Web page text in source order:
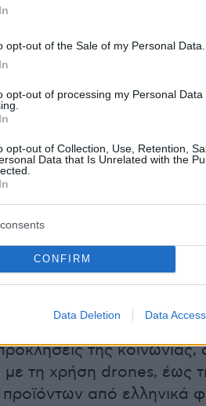
opt-out of the Sale of my Personal Data.
opt-out of processing my Personal Data
opt-out of Collection, Use, Retention,
Data that Is Unrelated with the
CONFIRM
Data Deletion Data Access
με τις ιδέες και τις
και αισιόδοξο
του διαγωνισμού
αιτήσεις συμμετοχής από
φιναλίστ ομάδες
εκπαιδευτικά
έως ΕΠΑΛ, πρότυπα,
πως η καινοτομία
που διακρίθηκαν από
λύσεις που
της
τη χρήση drones, έως
από ελληνικά